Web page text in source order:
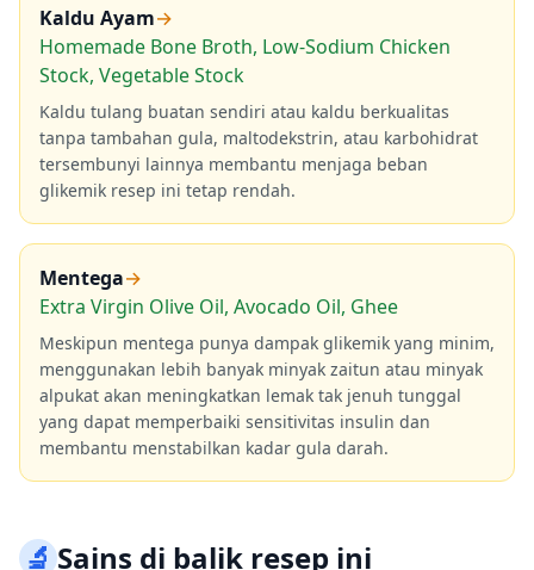
Kaldu Ayam→
Homemade Bone Broth, Low-Sodium Chicken
Stock, Vegetable Stock
Kaldu tulang buatan sendiri atau kaldu berkualitas
tanpa tambahan gula, maltodekstrin, atau karbohidrat
tersembunyi lainnya membantu menjaga beban
glikemik resep ini tetap rendah.
Mentega→
Extra Virgin Olive Oil, Avocado Oil, Ghee
Meskipun mentega punya dampak glikemik yang minim,
menggunakan lebih banyak minyak zaitun atau minyak
alpukat akan meningkatkan lemak tak jenuh tunggal
yang dapat memperbaiki sensitivitas insulin dan
membantu menstabilkan kadar gula darah.
🔬Sains di balik resep ini